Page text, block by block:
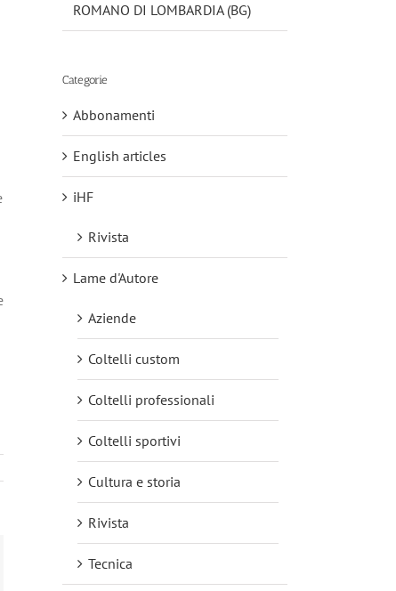
ROMANO DI LOMBARDIA (BG)
Categorie
Abbonamenti
English articles
iHF
Rivista
Lame d'Autore
Aziende
Coltelli custom
Coltelli professionali
Coltelli sportivi
Cultura e storia
Rivista
Tecnica